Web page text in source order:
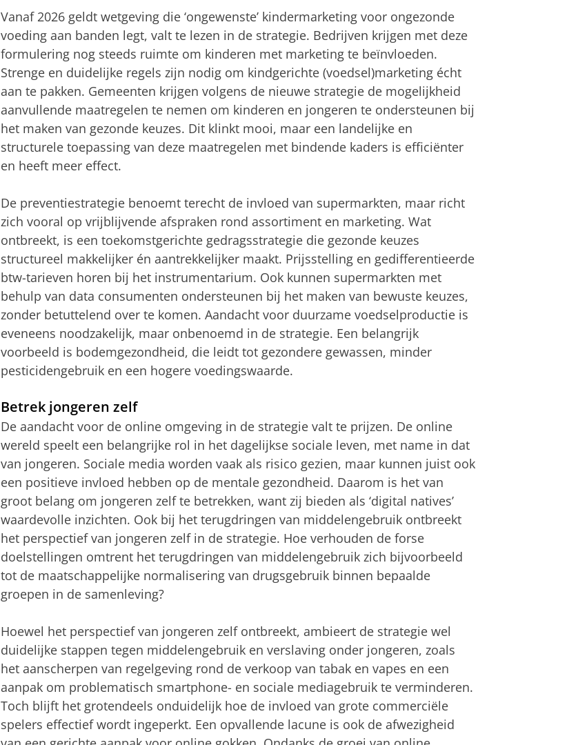
Vanaf 2026 geldt wetgeving die ‘ongewenste’ kindermarketing voor ongezonde
voeding aan banden legt, valt te lezen in de strategie. Bedrijven krijgen met deze
formulering nog steeds ruimte om kinderen met marketing te beïnvloeden.
Strenge en duidelijke regels zijn nodig om kindgerichte (voedsel)marketing écht
aan te pakken. Gemeenten krijgen volgens de nieuwe strategie de mogelijkheid
aanvullende maatregelen te nemen om kinderen en jongeren te ondersteunen bij
het maken van gezonde keuzes. Dit klinkt mooi, maar een landelijke en
structurele toepassing van deze maatregelen met bindende kaders is efficiënter
en heeft meer effect.
De preventiestrategie benoemt terecht de invloed van supermarkten, maar richt
zich vooral op vrijblijvende afspraken rond assortiment en marketing. Wat
ontbreekt, is een toekomstgerichte gedragsstrategie die gezonde keuzes
structureel makkelijker én aantrekkelijker maakt. Prijsstelling en gedifferentieerde
btw-tarieven horen bij het instrumentarium. Ook kunnen supermarkten met
behulp van data consumenten ondersteunen bij het maken van bewuste keuzes,
zonder betuttelend over te komen. Aandacht voor duurzame voedselproductie is
eveneens noodzakelijk, maar onbenoemd in de strategie. Een belangrijk
voorbeeld is bodemgezondheid, die leidt tot gezondere gewassen, minder
pesticidengebruik en een hogere voedingswaarde.
Betrek jongeren zelf
De aandacht voor de online omgeving in de strategie valt te prijzen. De online
wereld speelt een belangrijke rol in het dagelijkse sociale leven, met name in dat
van jongeren. Sociale media worden vaak als risico gezien, maar kunnen juist ook
een positieve invloed hebben op de mentale gezondheid. Daarom is het van
groot belang om jongeren zelf te betrekken, want zij bieden als ‘digital natives’
waardevolle inzichten. Ook bij het terugdringen van middelengebruik ontbreekt
het perspectief van jongeren zelf in de strategie. Hoe verhouden de forse
doelstellingen omtrent het terugdringen van middelengebruik zich bijvoorbeeld
tot de maatschappelijke normalisering van drugsgebruik binnen bepaalde
groepen in de samenleving?
Hoewel het perspectief van jongeren zelf ontbreekt, ambieert de strategie wel
duidelijke stappen tegen middelengebruik en verslaving onder jongeren, zoals
het aanscherpen van regelgeving rond de verkoop van tabak en vapes en een
aanpak om problematisch smartphone- en sociale mediagebruik te verminderen.
Toch blijft het grotendeels onduidelijk hoe de invloed van grote commerciële
spelers effectief wordt ingeperkt. Een opvallende lacune is ook de afwezigheid